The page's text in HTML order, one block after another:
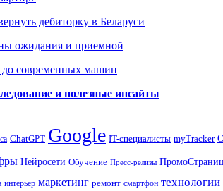
дебиторку в Беларуси
ожидания и приемной
до современных машин
и полезные инсайты
ChatGPT Google IT-специалисты myTracker
Нейросети Обучение Пресс-релизы
интерьер маркетинг ремонт смартфон технологии